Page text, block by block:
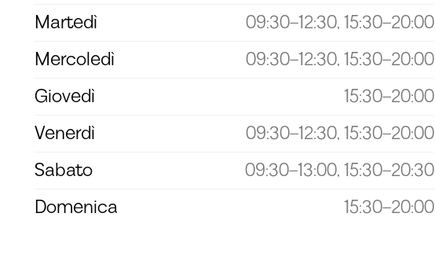
Martedì
09:30–12:30, 15:30–20:00
Mercoledì
09:30–12:30, 15:30–20:00
Giovedì
15:30–20:00
Venerdì
09:30–12:30, 15:30–20:00
Sabato
09:30–13:00, 15:30–20:30
Domenica
15:30–20:00